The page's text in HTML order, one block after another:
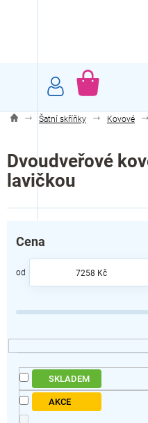
NÁKUPNÍ
Šatní skříňky Kovové
Dvoudveřové
lavičkou
Cena
7258 Kč
SKLADEM
AKCE